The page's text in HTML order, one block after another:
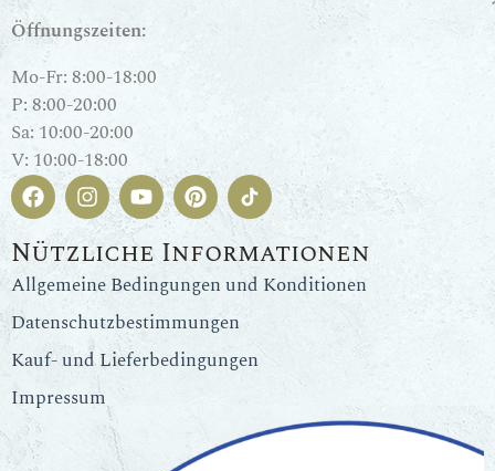
Öffnungszeiten:
Mo-Fr: 8:00-18:00
P: 8:00-20:00
Sa: 10:00-20:00
V: 10:00-18:00
Nützliche Informationen
Allgemeine Bedingungen und Konditionen
Datenschutzbestimmungen
Kauf- und Lieferbedingungen
Impressum